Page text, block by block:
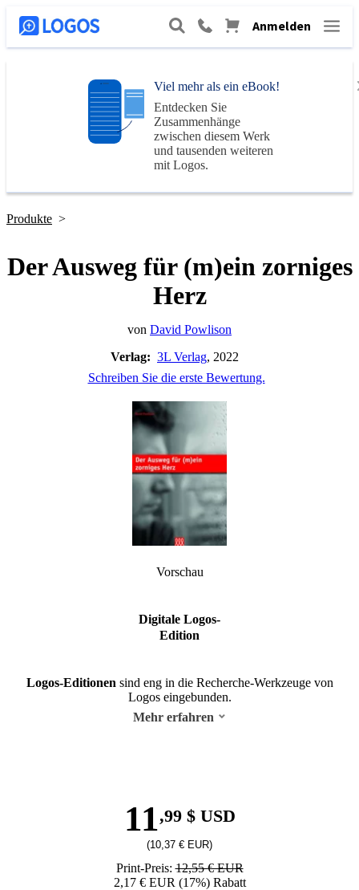
Anmelden
Viel mehr als ein eBook!
Entdecken Sie
Zusammenhänge
zwischen diesem Werk
und tausenden weiteren
mit Logos.
Produkte >
Der Ausweg für (m)ein zorniges
Herz
von David Powlison
Verlag: 3L Verlag, 2022
Schreiben Sie die erste Bewertung.
Vorschau
Digitale Logos-
Edition
Logos-Editionen sind eng in die Recherche-Werkzeuge von
Logos eingebunden.
Mehr erfahren
11,99 $ USD
(10,37 € EUR)
Print-Preis:12,55 € EUR
2,17 € EUR (17%) Rabatt